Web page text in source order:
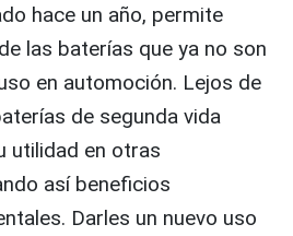
hace un año, permite
las baterías que ya no son
en automoción. Lejos de
de segunda vida
utilidad en otras
así beneficios
Darles un nuevo uso